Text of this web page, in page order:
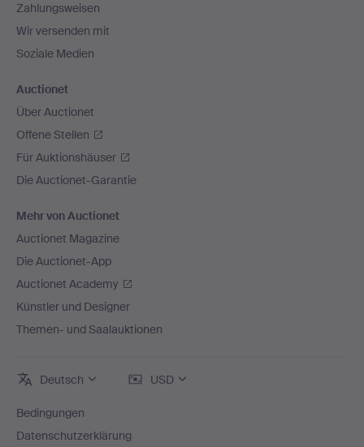
Zahlungsweisen
Wir versenden mit
Soziale Medien
Auctionet
Über Auctionet
Offene Stellen
Für Auktionshäuser
Die Auctionet-Garantie
Mehr von Auctionet
Auctionet Magazine
Die Auctionet-App
Auctionet Academy
Künstler und Designer
Themen- und Saalauktionen
Deutsch USD
Bedingungen
Datenschutzerklärung